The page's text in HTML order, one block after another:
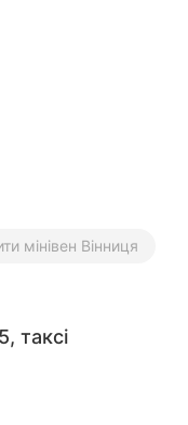
мінівен Вінниця
таксі